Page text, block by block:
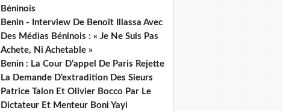
Béninois
Benin - Interview De Benoît Illassa Avec
Des Médias Béninois : « Je Ne Suis Pas
Achete, Ni Achetable »
Benin : La Cour D’appel De Paris Rejette
La Demande D’extradition Des Sieurs
Patrice Talon Et Olivier Bocco Par Le
Dictateur Et Menteur Boni Yayi